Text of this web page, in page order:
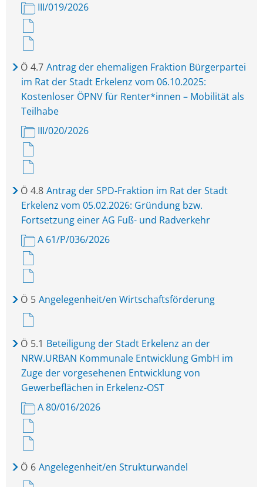
III/019/2026
Ö 4.7 Antrag der ehemaligen Fraktion Bürgerpartei
im Rat der Stadt Erkelenz vom 06.10.2025:
Kostenloser ÖPNV für Renter*innen – Mobilität als
Teilhabe
III/020/2026
Ö 4.8 Antrag der SPD-Fraktion im Rat der Stadt
Erkelenz vom 05.02.2026: Gründung bzw.
Fortsetzung einer AG Fuß- und Radverkehr
A 61/P/036/2026
Ö 5 Angelegenheit/en Wirtschaftsförderung
Ö 5.1 Beteiligung der Stadt Erkelenz an der
NRW.URBAN Kommunale Entwicklung GmbH im
Zuge der vorgesehenen Entwicklung von
Gewerbeflächen in Erkelenz-OST
A 80/016/2026
Ö 6 Angelegenheit/en Strukturwandel